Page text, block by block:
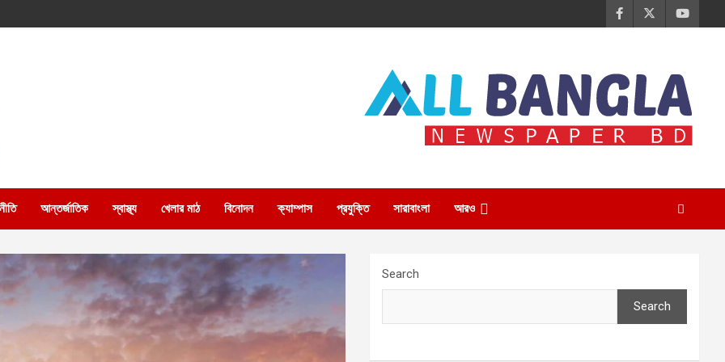
আন্তর্জাতিক স্বাস্থ্য খেলার মাঠ বিনোদন ক্যাম্পাস প্রযুক্তি সারাবাংলা আরও
Search
Search